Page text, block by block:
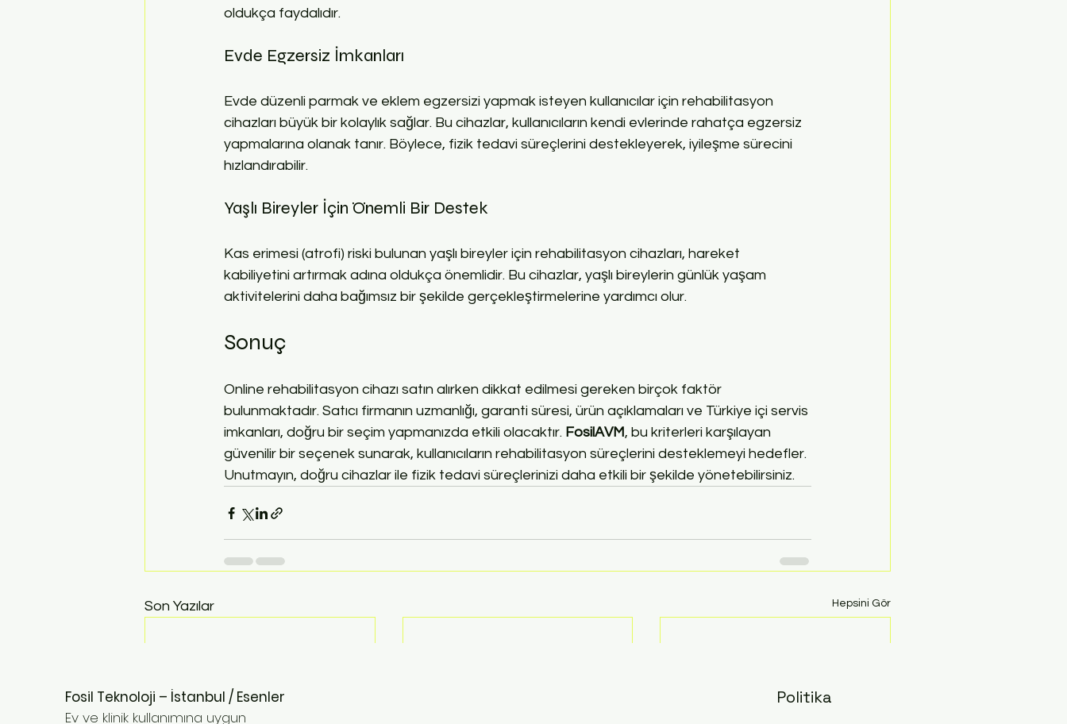
oldukça faydalıdır.
Evde Egzersiz İmkanları
Evde düzenli parmak ve eklem egzersizi yapmak isteyen kullanıcılar için rehabilitasyon
cihazları büyük bir kolaylık sağlar. Bu cihazlar, kullanıcıların kendi evlerinde rahatça egzersiz
yapmalarına olanak tanır. Böylece, fizik tedavi süreçlerini destekleyerek, iyileşme sürecini
hızlandırabilir.
Yaşlı Bireyler İçin Önemli Bir Destek
Kas erimesi (atrofi) riski bulunan yaşlı bireyler için rehabilitasyon cihazları, hareket
kabiliyetini artırmak adına oldukça önemlidir. Bu cihazlar, yaşlı bireylerin günlük yaşam
aktivitelerini daha bağımsız bir şekilde gerçekleştirmelerine yardımcı olur.
Sonuç
Online rehabilitasyon cihazı satın alırken dikkat edilmesi gereken birçok faktör
bulunmaktadır. Satıcı firmanın uzmanlığı, garanti süresi, ürün açıklamaları ve Türkiye içi servis
imkanları, doğru bir seçim yapmanızda etkili olacaktır. FosilAVM, bu kriterleri karşılayan
güvenilir bir seçenek sunarak, kullanıcıların rehabilitasyon süreçlerini desteklemeyi hedefler.
Unutmayın, doğru cihazlar ile fizik tedavi süreçlerinizi daha etkili bir şekilde yönetebilirsiniz.
Son Yazılar Hepsini Gör
Fosil Teknoloji – İstanbul / Esenler
Ev ve klinik kullanımına uygun
Politika